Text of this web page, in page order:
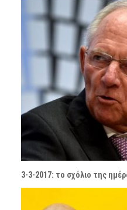
3-3-2017: το σχόλιο της